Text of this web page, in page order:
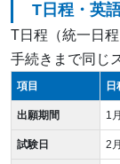
T日程・英
T日程（統一日
手続きまで同じ
項目 日
出願期間 1
試験日 2